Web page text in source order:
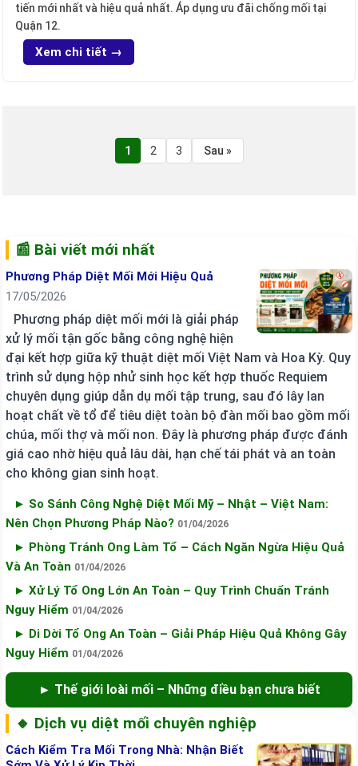
tiến mới nhất và hiệu quả nhất. Áp dụng ưu đãi chống mối tại
Quận 12.
Xem chi tiết →
1 2 3 Sau »
📰 Bài viết mới nhất
Phương Pháp Diệt Mối Mới Hiệu Quả
17/05/2026
Phương pháp diệt mối mới là giải pháp
xử lý mối tận gốc bằng công nghệ hiện
đại kết hợp giữa kỹ thuật diệt mối Việt Nam và Hoa Kỳ. Quy
trình sử dụng hộp nhử sinh học kết hợp thuốc Requiem
chuyên dụng giúp dẫn dụ mối tập trung, sau đó lây lan
hoạt chất về tổ để tiêu diệt toàn bộ đàn mối bao gồm mối
chúa, mối thợ và mối non. Đây là phương pháp được đánh
giá cao nhờ hiệu quả lâu dài, hạn chế tái phát và an toàn
cho không gian sinh hoạt.
► So Sánh Công Nghệ Diệt Mối Mỹ – Nhật – Việt Nam:
Nên Chọn Phương Pháp Nào? 01/04/2026
► Phòng Tránh Ong Làm Tổ – Cách Ngăn Ngừa Hiệu Quả
Và An Toàn 01/04/2026
► Xử Lý Tổ Ong Lớn An Toàn – Quy Trình Chuẩn Tránh
Nguy Hiểm 01/04/2026
► Di Dời Tổ Ong An Toàn – Giải Pháp Hiệu Quả Không Gây
Nguy Hiểm 01/04/2026
► Thế giới loài mối – Những điều bạn chưa biết
🔸 Dịch vụ diệt mối chuyên nghiệp
Cách Kiểm Tra Mối Trong Nhà: Nhận Biết